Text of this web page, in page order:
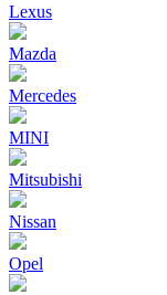
Lexus
Mazda
Mercedes
MINI
Mitsubishi
Nissan
Opel